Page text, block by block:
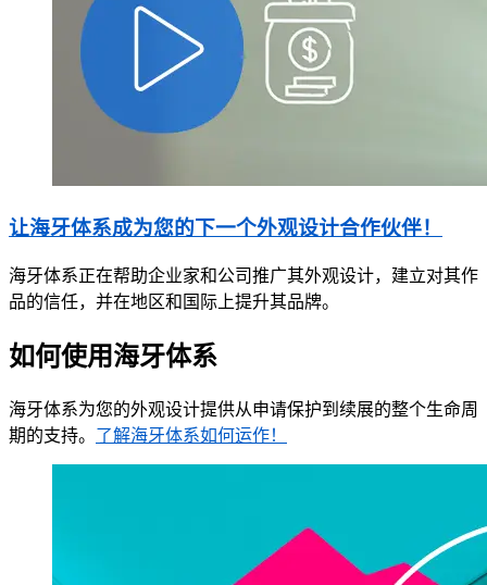
让海牙体系成为您的下一个外观设计合作伙伴！
海牙体系正在帮助企业家和公司推广其外观设计，建立对其作
品的信任，并在地区和国际上提升其品牌。
如何使用海牙体系
海牙体系为您的外观设计提供从申请保护到续展的整个生命周
期的支持。 了解海牙体系如何运作！